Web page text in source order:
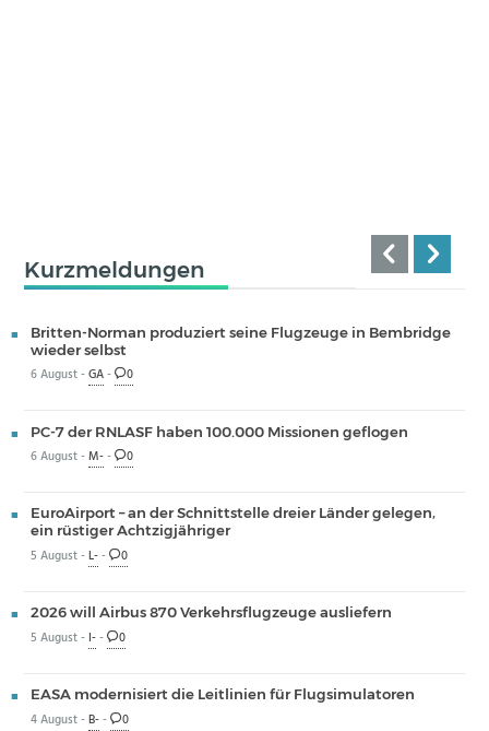
Kurzmeldungen
Britten-Norman produziert seine Flugzeuge in Bembridge
wieder selbst
6 August -GA- 0
PC-7 der RNLASF haben 100.000 Missionen geflogen
6 August -M-- 0
EuroAirport – an der Schnittstelle dreier Länder gelegen,
ein rüstiger Achtzigjähriger
5 August -L-- 0
2026 will Airbus 870 Verkehrsflugzeuge ausliefern
5 August - I-- 0
EASA modernisiert die Leitlinien für Flugsimulatoren
4 August -B-- 0